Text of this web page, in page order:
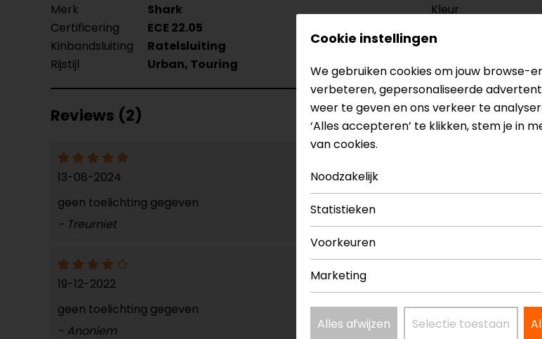
Merk
Shark Kleur
Certificering
ECE 22.05
Kinbandsluiting
Ratelsluiting Materiaal
Rijstijl
Urban, Touring Geïntegreerd
Reviews (2)
13-08-2024
geen toelichting gegeven
- Treurniet
19-12-2022
geen toelichting gegeven
- Anoniem
Cookie instellingen
We gebruiken cookies om jouw browse-
verbeteren, gepersonaliseerde
weer te geven en ons verkeer te
‘Alles accepteren’ te klikken, stem je in
van cookies.
Noodzakelijk
Statistieken
Voorkeuren
Marketing
Alles afwijzen Selectie toestaan